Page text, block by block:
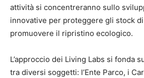
attività si concentreranno sullo
innovative per proteggere gli stock
promuovere il ripristino ecologico.
L’approccio dei Living Labs si fonda
tra diversi soggetti: l’Ente Parco, i